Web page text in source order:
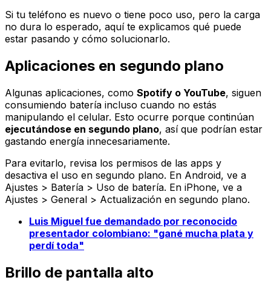
Si tu teléfono es nuevo o tiene poco uso, pero la carga
no dura lo esperado, aquí te explicamos qué puede
estar pasando y cómo solucionarlo.
Aplicaciones en segundo plano
Algunas aplicaciones, como Spotify o YouTube, siguen
consumiendo batería incluso cuando no estás
manipulando el celular. Esto ocurre porque continúan
ejecutándose en segundo plano, así que podrían estar
gastando energía innecesariamente.
Para evitarlo, revisa los permisos de las apps y
desactiva el uso en segundo plano. En Android, ve a
Ajustes > Batería > Uso de batería. En iPhone, ve a
Ajustes > General > Actualización en segundo plano.
Luis Miguel fue demandado por reconocido
presentador colombiano: "gané mucha plata y
perdí toda"
Brillo de pantalla alto